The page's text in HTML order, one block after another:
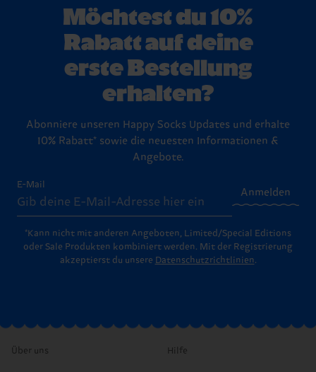
Möchtest du 10%
Rabatt auf deine
erste Bestellung
erhalten?
Abonniere unseren Happy Socks Updates und erhalte
10% Rabatt* sowie die neuesten Informationen &
Angebote.
E-Mail
Anmelden
*Kann nicht mit anderen Angeboten, Limited/Special Editions
oder Sale Produkten kombiniert werden. Mit der Registrierung
akzeptierst du unsere Datenschutzrichtlinien.
Über uns Hilfe